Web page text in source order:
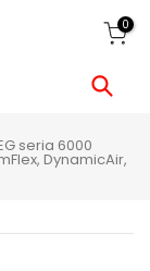
0
seria 6000
DynamicAir,